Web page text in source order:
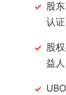
股
认证
股
益人